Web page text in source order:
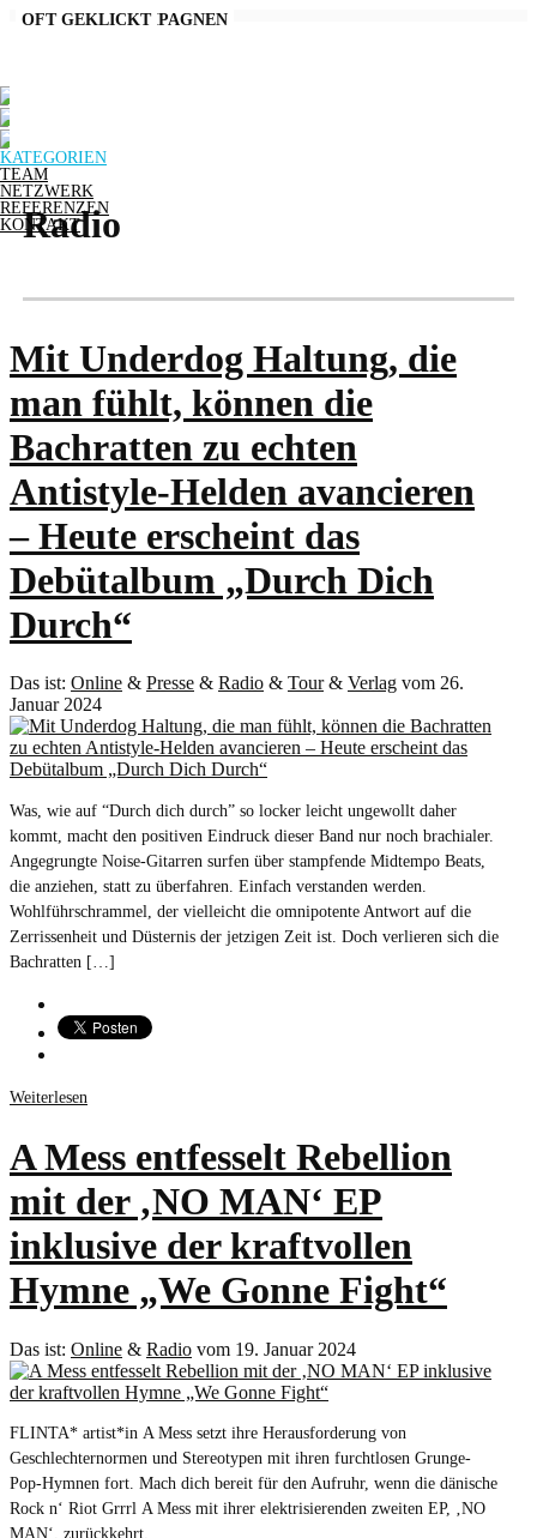
KATEGORIEN
TEAM
NETZWERK
REFERENZEN
KONTAKT
Radio
Mit Underdog Haltung, die
man fühlt, können die
Bachratten zu echten
Antistyle-Helden avancieren
– Heute erscheint das
Debütalbum „Durch Dich
Durch“
Das ist: Online & Presse & Radio & Tour& Verlag vom 26.
Januar 2024
Was, wie auf “Durch dich durch” so locker leicht ungewollt daher
kommt, macht den positiven Eindruck dieser Band nur noch brachialer.
Angegrungte Noise-Gitarren surfen über stampfende Midtempo Beats,
die anziehen, statt zu überfahren. Einfach verstanden werden.
Wohlführschrammel, der vielleicht die omnipotente Antwort auf die
Zerrissenheit und Düsternis der jetzigen Zeit ist. Doch verlieren sich die
Bachratten […]
Weiterlesen
A Mess entfesselt Rebellion
mit der ‚NO MAN‘ EP
inklusive der kraftvollen
Hymne „We Gonne Fight“
Das ist: Online & Radio vom 19. Januar 2024
FLINTA* artist*in A Mess setzt ihre Herausforderung von
Geschlechternormen und Stereotypen mit ihren furchtlosen Grunge-
Pop-Hymnen fort. Mach dich bereit für den Aufruhr, wenn die dänische
Rock n‘ Riot Grrrl A Mess mit ihrer elektrisierenden zweiten EP, ‚NO
MAN‘, zurückkehrt.
AKTUELLE KAMPAGNEN
OFT GEKLICKT